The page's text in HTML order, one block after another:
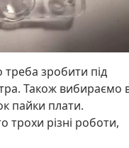
зробити під
Також вибираємо
пайки плати.
трохи різні роботи,